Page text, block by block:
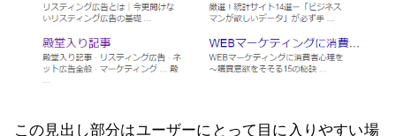
この見出し部分はユーザーにとって目に入りやすい場